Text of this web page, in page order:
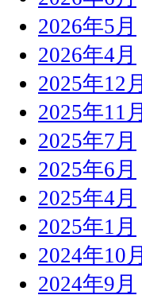
2026年5月
2026年4月
2025年12月
2025年11月
2025年7月
2025年6月
2025年4月
2025年1月
2024年10月
2024年9月